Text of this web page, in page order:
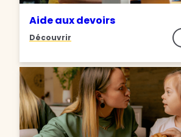
Aide aux devoirs
Découvrir